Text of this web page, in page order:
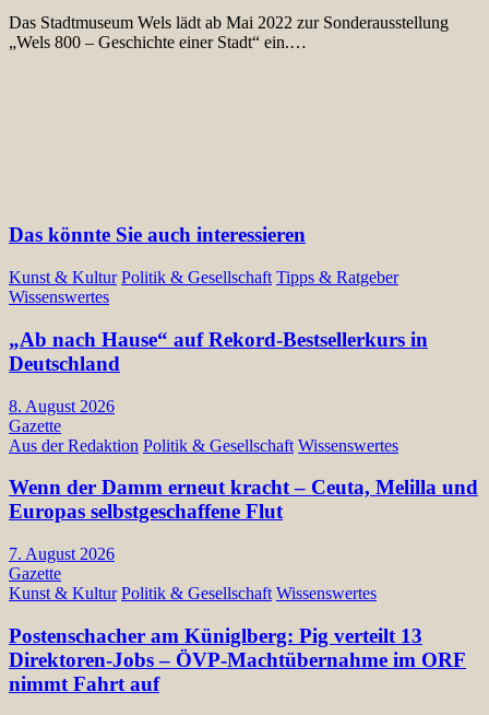
Das Stadtmuseum Wels lädt ab Mai 2022 zur Sonderausstellung
„Wels 800 – Geschichte einer Stadt“ ein.…
Das könnte Sie auch interessieren
Kunst & Kultur Politik & Gesellschaft Tipps & Ratgeber
Wissenswertes
„Ab nach Hause“ auf Rekord-Bestsellerkurs in
Deutschland
8. August 2026
Gazette
Aus der Redaktion Politik & Gesellschaft Wissenswertes
Wenn der Damm erneut kracht – Ceuta, Melilla und
Europas selbstgeschaffene Flut
7. August 2026
Gazette
Kunst & Kultur Politik & Gesellschaft Wissenswertes
Postenschacher am Küniglberg: Pig verteilt 13
Direktoren-Jobs – ÖVP-Machtübernahme im ORF
nimmt Fahrt auf